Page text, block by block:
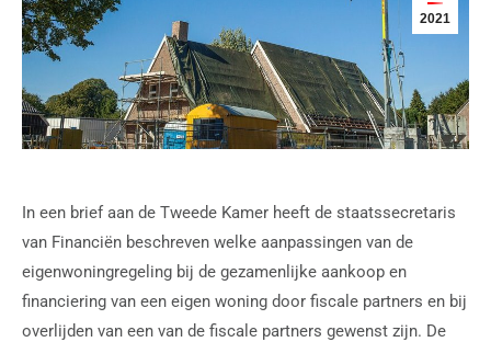
2021
In een brief aan de Tweede Kamer heeft de staatssecretaris
van Financiën beschreven welke aanpassingen van de
eigenwoningregeling bij de gezamenlijke aankoop en
financiering van een eigen woning door fiscale partners en bij
overlijden van een van de fiscale partners gewenst zijn. De